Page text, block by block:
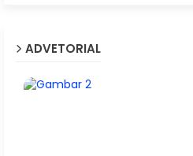
ADVETORIAL